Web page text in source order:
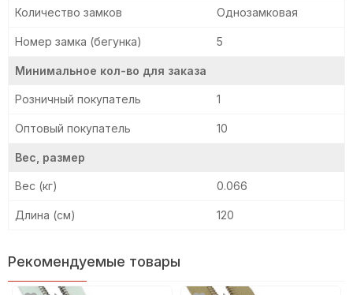
Количество замков Однозамковая
Номер замка (бегунка) 5
Минимальное кол-во для заказа
Розничный покупатель 1
Оптовый покупатель 10
Вес, размер
Вес (кг) 0.066
Длина (см) 120
Рекомендуемые товары